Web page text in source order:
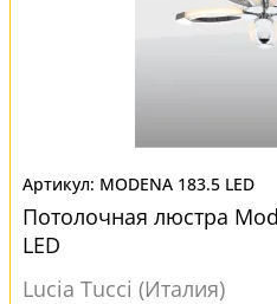
MODENA 183.5 LED
Потолочная люстра
LED
Lucia Tucci (Италия)